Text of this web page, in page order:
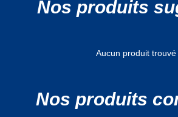
Nos produits
Aucun produit trouvé
Nos produits